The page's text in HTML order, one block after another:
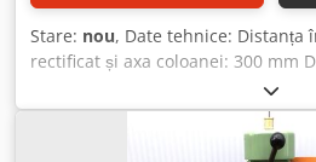
Stare: nou, Date tehnice: Distanța
rectificat și axa coloanei: 300 mm
masă și roata de rectificat: 280
rectificat: 140 x 300 mm Avans
Avans fin prin micrometru: 0,01